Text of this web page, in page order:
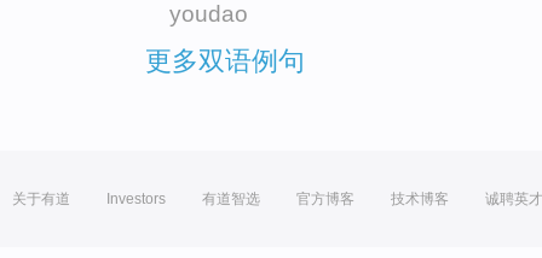
youdao
更多双语例句
关于有道 Investors 有道智选 官方博客 技术博客 诚聘英才